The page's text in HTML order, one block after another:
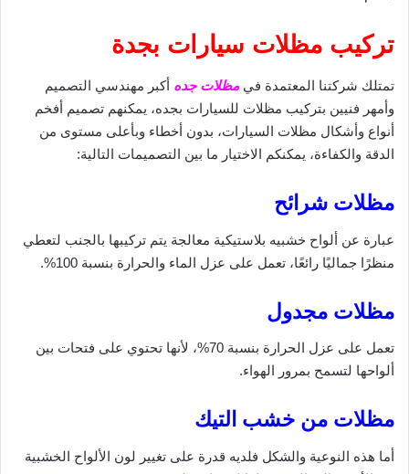
تركيب مظلات سيارات بجدة
تمتلك شركتنا المعتمدة في مظلات جده أكبر مهندسي التصميم
وأمهر فنيين بتركيب مظلات للسيارات بجده، يمكنهم تصميم أفخم
أنواع وأشكال مظلات السيارات، بدون أخطاء وبأعلى مستوى من
الدقة والكفاءة، يمكنكم الاختيار ما بين التصميمات التالية:
مظلات شرائح
عبارة عن ألواح خشبيه بلاستيكية معالجة يتم تركيبها بالجنب لتعطي
منظرًا جماليًا رائعًا، تعمل على عزل الماء والحرارة بنسبة 100%.
مظلات مجدول
تعمل على عزل الحرارة بنسبة 70%، لأنها تحتوي على فتحات بين
ألواحها لتسمح بمرور الهواء.
مظلات من خشب التيك
أما هذه النوعية والشكل فلديه قدرة على تغيير لون الألواح الخشبية